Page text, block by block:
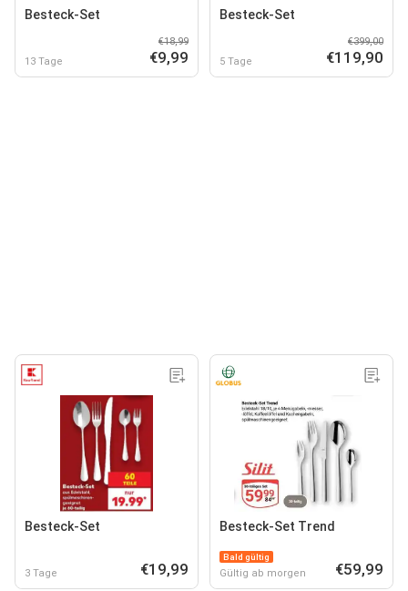
Besteck-Set
13 Tage
€18,99
€9,99
Besteck-Set
5 Tage
€399,00
€119,90
Besteck-Set
3 Tage €19,99
Besteck-Set Trend
Bald gültig
Gültig ab morgen €59,99